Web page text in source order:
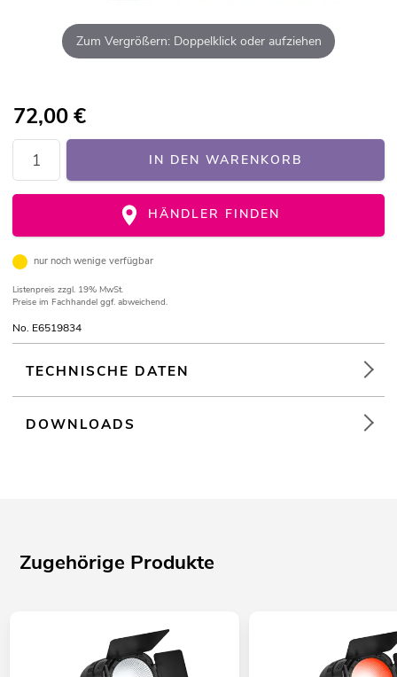
Zum Vergrößern: Doppelklick oder aufziehen
72,00€
IN DEN WARENKORB
HÄNDLER FINDEN
nur noch wenige verfügbar
Listenpreis zzgl. 19% MwSt.
Preise im Fachhandel ggf. abweichend.
No. E6519834
TECHNISCHE DATEN
DOWNLOADS
Zugehörige Produkte